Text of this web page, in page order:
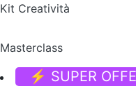
Kit Creatività
Masterclass
⚡ SUPER